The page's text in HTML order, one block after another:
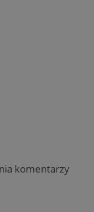
komentarzy